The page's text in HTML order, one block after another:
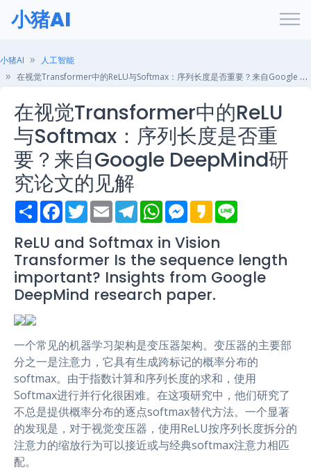
小猪AI
小猪AI
人工智能
在视觉Transformer中的ReLU与Softmax：序列长度是否重要？来自Google DeepMind研究论文的见解
在视觉Transformer中的ReLU
与Softmax：序列长度是否重
要？来自Google DeepMind研
究论文的见解
S
h
r
e
F
a
e
b
o
o
k
T
w
t
t
e
r
E
m
i
l
T
e
e
g
r
a
m
W
h
t
s
A
p
p
M
e
s
e
n
g
e
r
K
a
a
o
ReLU and Softmax in Vision
Transformer Is the sequence length
important? Insights from Google
DeepMind research paper.
一个常见的机器学习架构是变压器架构。变压器的主要部
分之一是注意力，它具有生成跨标记的概率分布的
softmax。由于指数计算和序列长度的求和，使用
Softmax进行并行化很困难。在这项研究中，他们研究了
不总是提供概率分布的逐点softmax替代方法。一个显著
的发现是，对于视觉变压器，使用ReLU按序列长度拆分的
注意力的缩放行为可以接近或与经典softmax注意力相匹
配。